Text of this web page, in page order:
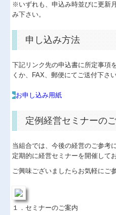
中小企業退職金共済制度
※いずれも、申込み時並びに更新
み下さい。
申し込み方法
下記リンク先の申込書に所定事項
くか、FAX、郵便にてご送付下さい
▸お申し込み用紙
定例経営セミナーの
当組合では、今後の経営のご参考
定期的に経営セミナーを開催して
ご興味ございましたらお気軽にご
１．セミナーのご案内